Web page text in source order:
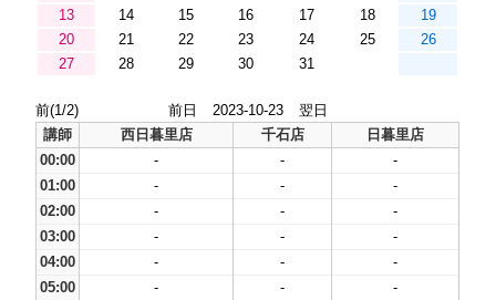
13
14 15 16 17 18
19
20
21 22 23 24 25
26
27
28 29 30 31
前(1/2) 前日 2023-10-23
翌日
講師
西日暮里店 千石店
日暮里店
00:00
- -
-
01:00
- -
-
02:00
- -
-
03:00
- -
-
04:00
- -
-
05:00
- -
-